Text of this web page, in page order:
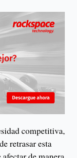
competitiva,
retrasar esta